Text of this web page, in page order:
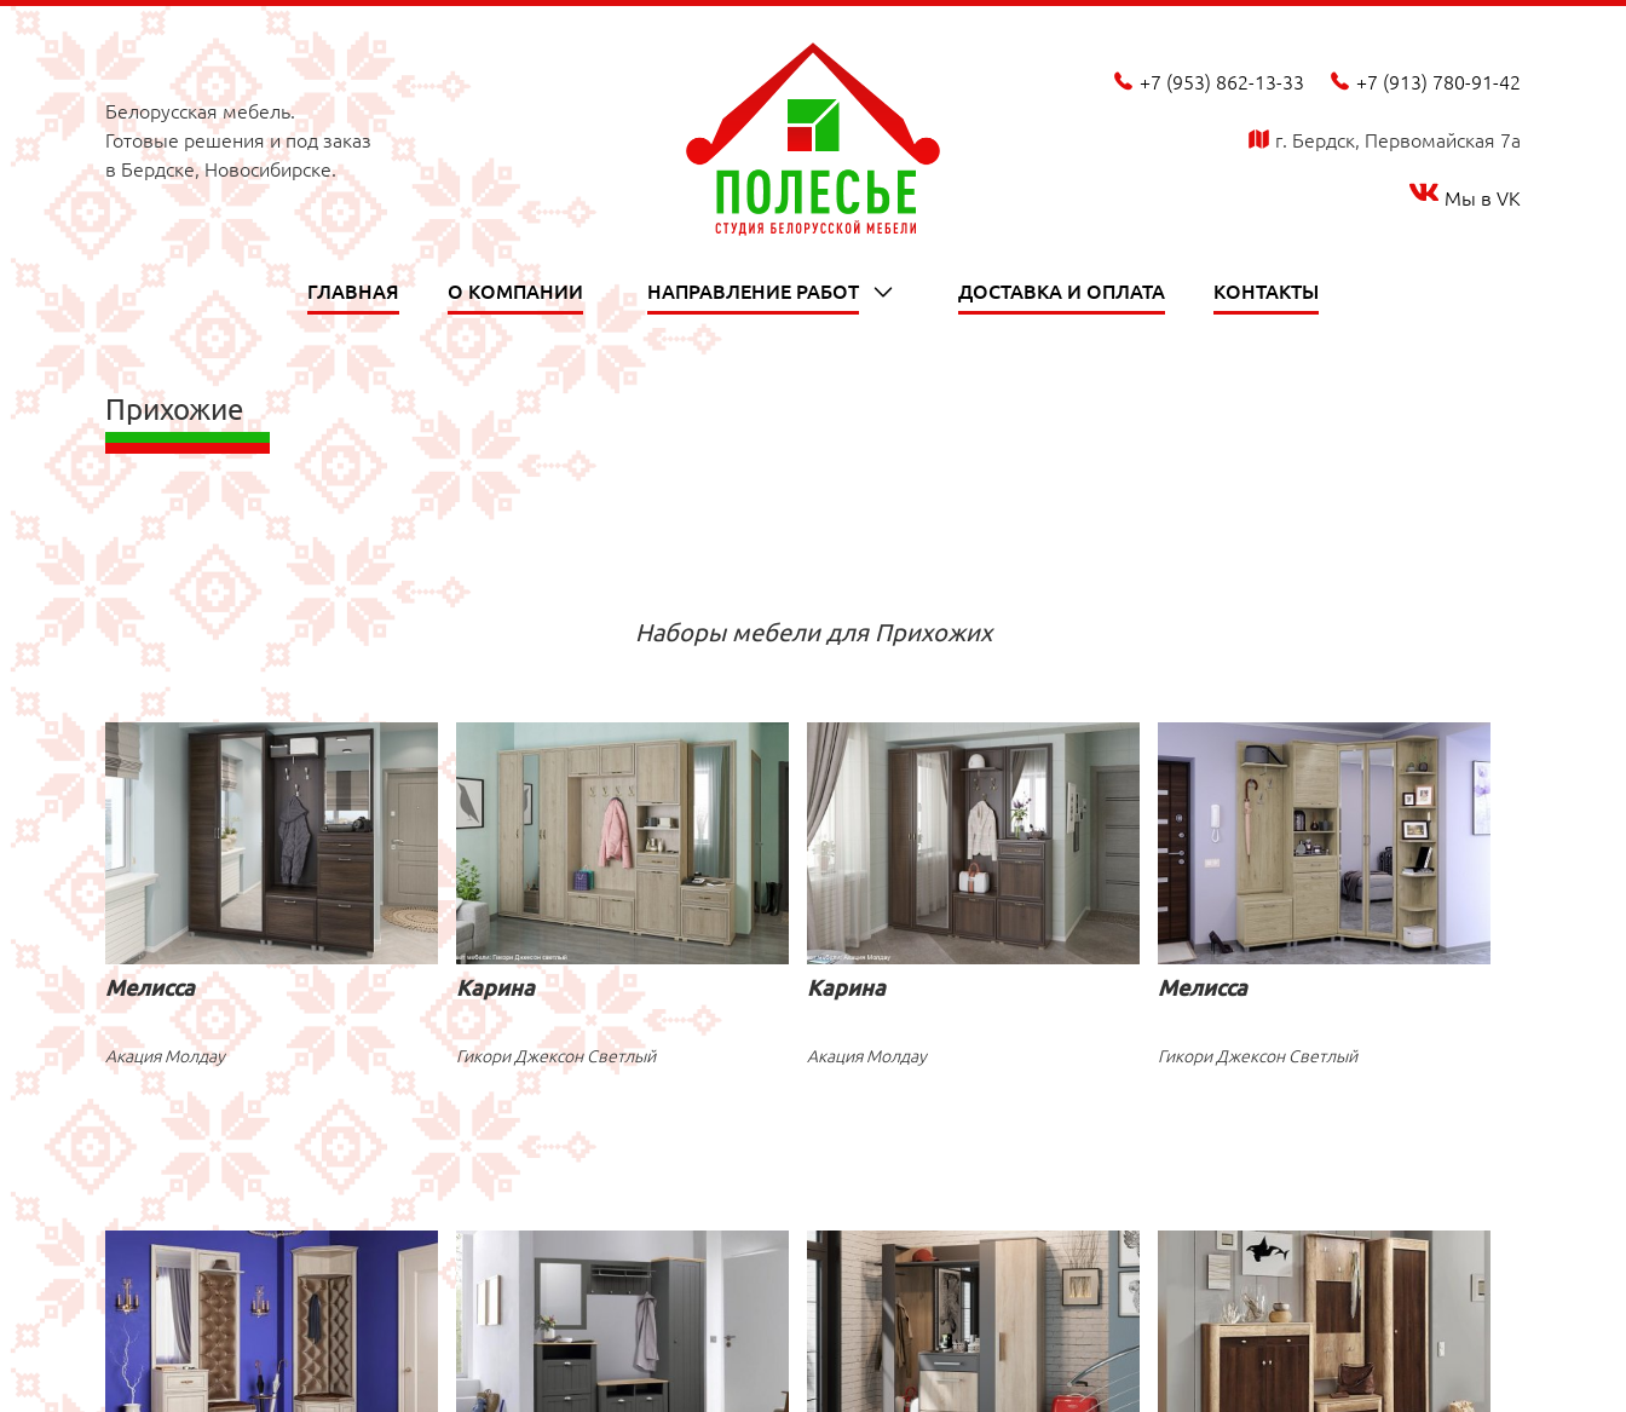
Белорусская мебель.
Готовые решения и под заказ
в Бердске, Новосибирске.
phone_fill +7 (953) 862-13-33 phone_fill +7 (913) 780-91-42
map_fill г. Бердск, Первомайская 7а
Мы в VK
ГЛАВНАЯ О КОМПАНИИ НАПРАВЛЕНИЕ РАБОТ chevron_down ДОСТАВКА И ОПЛАТА КОНТАКТЫ
Прихожие
Наборы мебели для Прихожих
Мелисса
Акация Молдау
Карина
Гикори Джексон Светлый
Карина
Акация Молдау
Мелисса
Гикори Джексон Светлый